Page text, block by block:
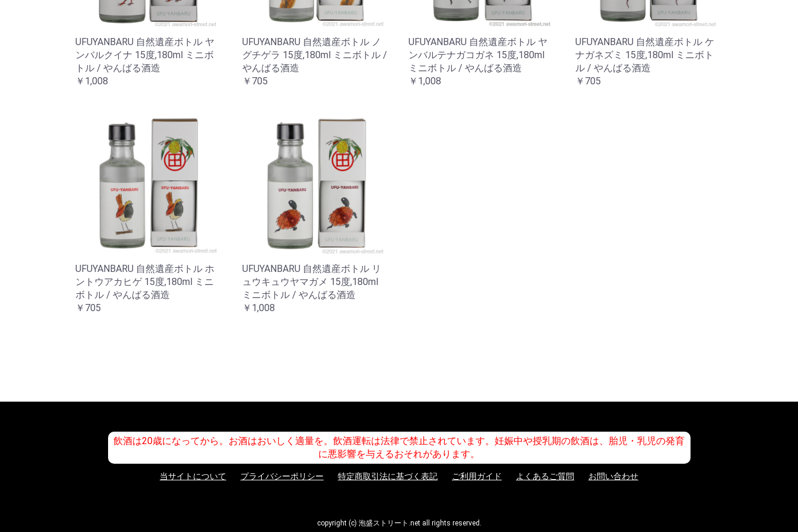
UFUYANBARU 自然遺産ボトル ヤ
ンバルクイナ 15度,180ml ミニボ
トル / やんばる酒造
￥1,008
UFUYANBARU 自然遺産ボトル ノ
グチゲラ 15度,180ml ミニボトル /
やんばる酒造
￥705
UFUYANBARU 自然遺産ボトル ヤ
ンバルテナガコガネ 15度,180ml
ミニボトル / やんばる酒造
￥1,008
UFUYANBARU 自然遺産ボトル ケ
ナガネズミ 15度,180ml ミニボト
ル / やんばる酒造
￥705
UFUYANBARU 自然遺産ボトル ホ
ントウアカヒゲ 15度,180ml ミニ
ボトル / やんばる酒造
￥705
UFUYANBARU 自然遺産ボトル リ
ュウキュウヤマガメ 15度,180ml
ミニボトル / やんばる酒造
￥1,008
飲酒は20歳になってから。お酒はおいしく適量を。飲酒運転は法律で禁止されています。妊娠中や授乳期の飲酒は、胎児・乳児の発育
に悪影響を与えるおそれがあります。
当サイトについて プライバシーポリシー 特定商取引法に基づく表記 ご利用ガイド よくあるご質問 お問い合わせ
copyright (c) 泡盛ストリート.net all rights reserved.